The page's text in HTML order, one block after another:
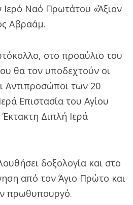
Ιερό Ναό Πρωτάτου «Άξιον
Αβραάμ.
στο προαύλιο του
θα τον υποδεχτούν οι
Αντιπροσώποι των 20
Επιστασία του Αγίου
Διπλή Ιερά
δοξολογία και στο
από τον Άγιο Πρώτο και
πρωθυπουργό.